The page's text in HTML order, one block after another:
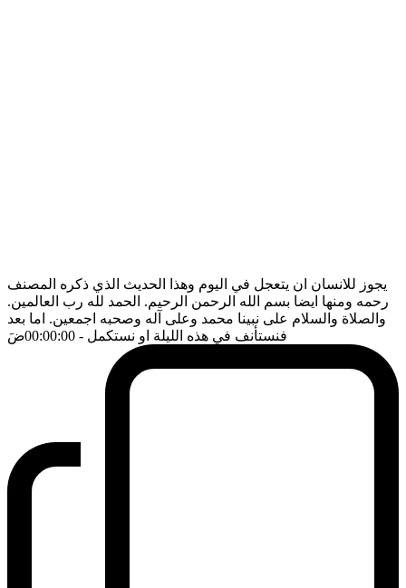
يجوز للانسان ان يتعجل في اليوم وهذا الحديث الذي ذكره المصنف
رحمه ومنها ايضا بسم الله الرحمن الرحيم. الحمد لله رب العالمين.
والصلاة والسلام على نبينا محمد وعلى آله وصحبه اجمعين. اما بعد
فنستأنف في هذه الليلة او نستكمل - 00:00:00 ضَ